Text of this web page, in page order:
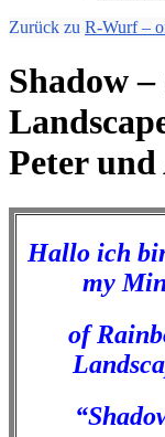
Zurück zu R-Wurf –
Shadow
Peter
Hallo ich
my
of